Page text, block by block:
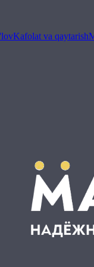
Kafolat va qaytarish